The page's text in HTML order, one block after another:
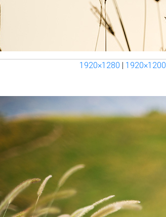
1920×1280 | 1920×1200